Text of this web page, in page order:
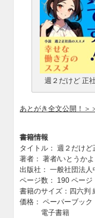
週２だけど 正
あとがき全文公開！＞
書籍情報
タイトル： 週２だけ
著者： 著者/いとうか
出版社： 一般社団法
ページ数： 190 ページ
書籍のサイズ：四六判
価格： ペーパーブッ
電子書籍